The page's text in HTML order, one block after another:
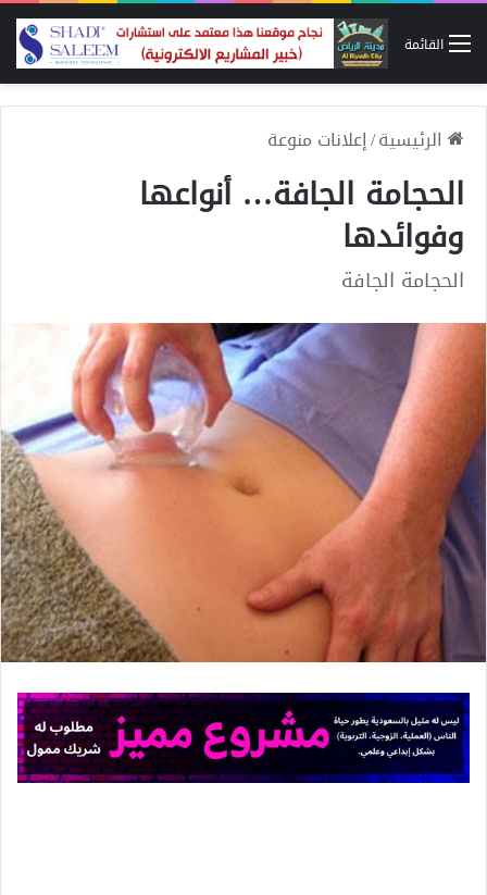
القائمة
الرئيسية/إعلانات منوعة
الحجامة الجافة… أنواعها
وفوائدها
الحجامة الجافة